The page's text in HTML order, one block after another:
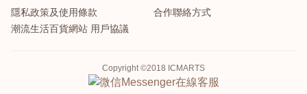
隱私政策及使用條款
潮流生活百貨網站 用戶協議
合作聯絡方式
Copyright ©2018 ICMARTS
Messenger在線客服